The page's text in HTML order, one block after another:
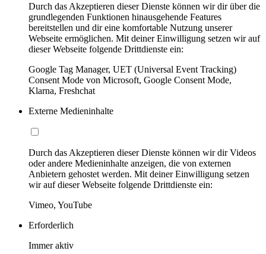
Durch das Akzeptieren dieser Dienste können wir dir über die
grundlegenden Funktionen hinausgehende Features
bereitstellen und dir eine komfortable Nutzung unserer
Webseite ermöglichen. Mit deiner Einwilligung setzen wir auf
dieser Webseite folgende Drittdienste ein:
Google Tag Manager, UET (Universal Event Tracking)
Consent Mode von Microsoft, Google Consent Mode,
Klarna, Freshchat
Externe Medieninhalte
Durch das Akzeptieren dieser Dienste können wir dir Videos
oder andere Medieninhalte anzeigen, die von externen
Anbietern gehostet werden. Mit deiner Einwilligung setzen
wir auf dieser Webseite folgende Drittdienste ein:
Vimeo, YouTube
Erforderlich
Immer aktiv